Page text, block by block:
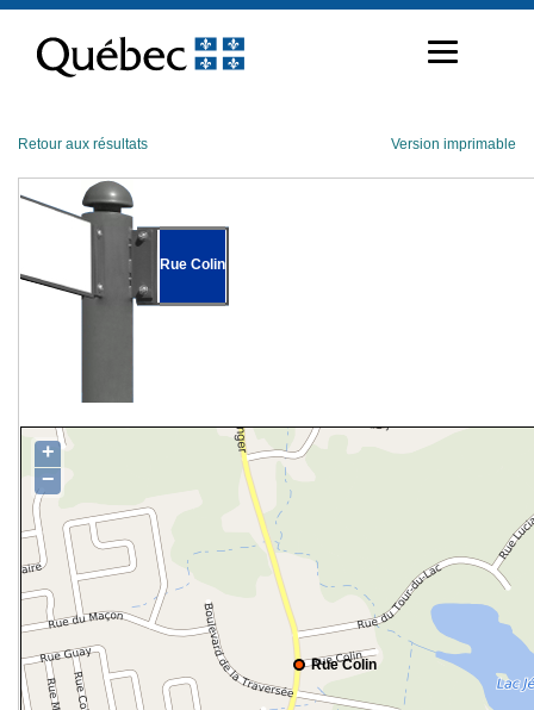
contenu
Retour aux résultats Version imprimable
Rue Colin
Rue Colin
+
−